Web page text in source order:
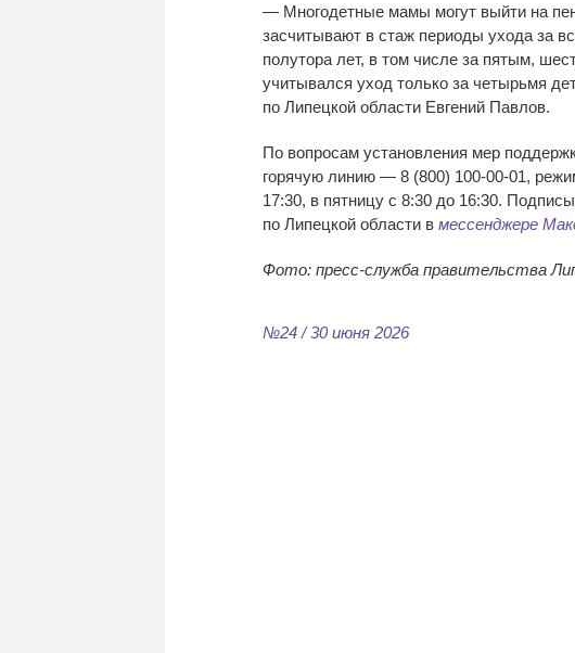
— Многодетные мамы могут выйти на
засчитывают в стаж периоды ухода за
полутора лет, в том числе за пятым,
учитывался уход только за четырьмя
по Липецкой области Евгений Павлов.
По вопросам установления мер
горячую линию — 8 (800) 100-00-01,
17:30, в пятницу с 8:30 до 16:30.
по Липецкой области в мессенджере
Фото: пресс-служба правительства
№24 / 30 июня 2026